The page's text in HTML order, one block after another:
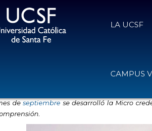
LA UCSF
CAMPUS
deseptiembrese desarrollólaMicro